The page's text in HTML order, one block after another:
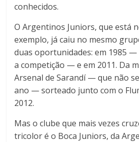
conhecidos.
O Argentinos Juniors, que está
exemplo, já caiu no mesmo
duas oportunidades: em 1985
a competição — e em 2011. Da
Arsenal de Sarandí — que não
ano — sorteado junto com o
2012.
Mas o clube que mais vezes
tricolor é o Boca Juniors, da